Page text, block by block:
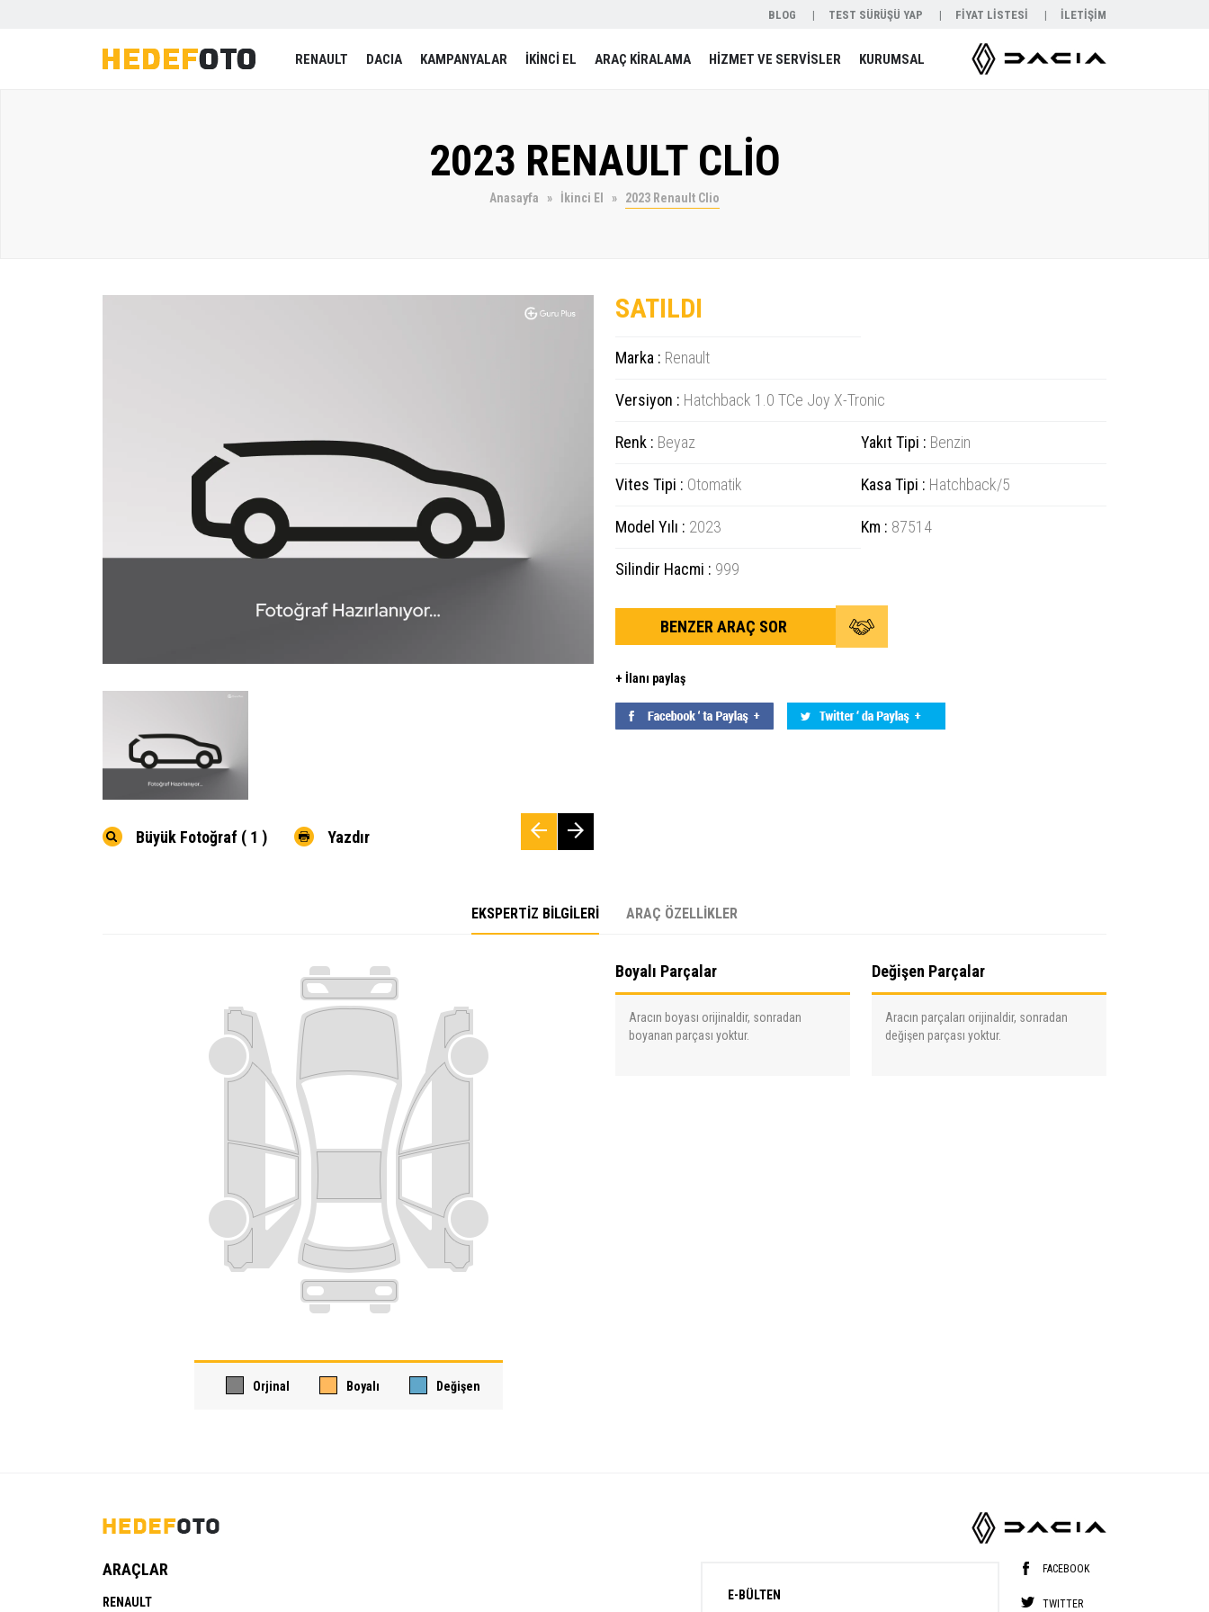
BLOG TEST SÜRÜŞÜ YAP FİYAT LİSTESİ İLETİŞİM
RENAULT DACIA KAMPANYALAR İKİNCİ EL ARAÇ KİRALAMA HİZMET VE SERVİSLER KURUMSAL
2023 RENAULT CLİO
Anasayfa İkinci El 2023 Renault Clio
Büyük Fotoğraf ( 1 ) Yazdır
SATILDI
Marka : Renault
Versiyon : Hatchback 1.0 TCe Joy X-Tronic
Renk : Beyaz Yakıt Tipi : Benzin
Vites Tipi : Otomatik Kasa Tipi : Hatchback/5
Model Yılı : 2023 Km : 87514
Silindir Hacmi : 999
BENZER ARAÇ SOR
+ İlanı paylaş
EKSPERTİZ BİLGİLERİ ARAÇ ÖZELLİKLER
Orjinal Boyalı Değişen
Boyalı Parçalar
Aracın boyası orijinaldir, sonradan
boyanan parçası yoktur.
Değişen Parçalar
Aracın parçaları orijinaldir, sonradan
değişen parçası yoktur.
ARAÇLAR
RENAULT E-BÜLTEN
FACEBOOK
TWITTER